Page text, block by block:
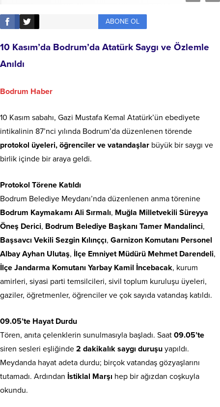
ABONE OL
10 Kasım’da Bodrum’da Atatürk Saygı ve Özlemle
Anıldı
Bodrum Haber
10 Kasım sabahı, Gazi Mustafa Kemal Atatürk’ün ebediyete
intikalinin 87’nci yılında Bodrum’da düzenlenen törende
protokol üyeleri, öğrenciler ve vatandaşlar büyük bir saygı ve
birlik içinde bir araya geldi.
Protokol Törene Katıldı
Bodrum Belediye Meydanı’nda düzenlenen anma törenine
Bodrum Kaymakamı Ali Sırmalı, Muğla Milletvekili Süreyya
Öneş Derici, Bodrum Belediye Başkanı Tamer Mandalinci,
Başsavcı Vekili Sezgin Kılınççı, Garnizon Komutanı Personel
Albay Ayhan Ulutaş, İlçe Emniyet Müdürü Mehmet Darendeli,
İlçe Jandarma Komutanı Yarbay Kamil İncebacak, kurum
amirleri, siyasi parti temsilcileri, sivil toplum kuruluşu üyeleri,
gaziler, öğretmenler, öğrenciler ve çok sayıda vatandaş katıldı.
09.05’te Hayat Durdu
Tören, anıta çelenklerin sunulmasıyla başladı. Saat 09.05’te
siren sesleri eşliğinde 2 dakikalık saygı duruşu yapıldı.
Meydanda hayat adeta durdu; birçok vatandaş gözyaşlarını
tutamadı. Ardından İstiklal Marşı hep bir ağızdan coşkuyla
okundu.